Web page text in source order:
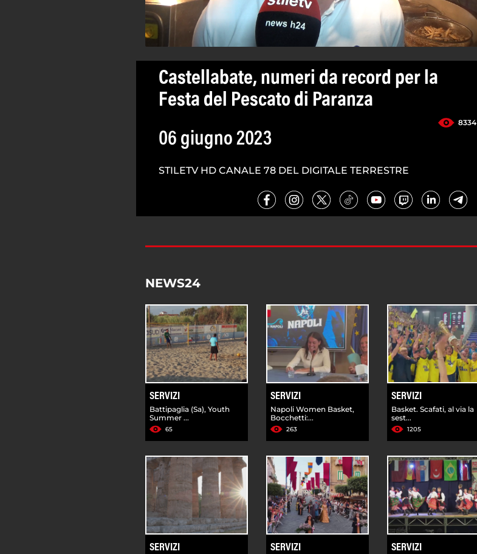
Castellabate, numeri da record per la
Festa del Pescato di Paranza
8334
06 giugno 2023
STILETV HD CANALE 78 DEL DIGITALE TERRESTRE
NEWS24
SERVIZI
Battipaglia (Sa), Youth
Summer ...
65
SERVIZI
Napoli Women Basket,
Bocchetti:...
263
SERVIZI
Basket. Scafati, al via la
sest...
1205
SERVIZI SERVIZI SERVIZI